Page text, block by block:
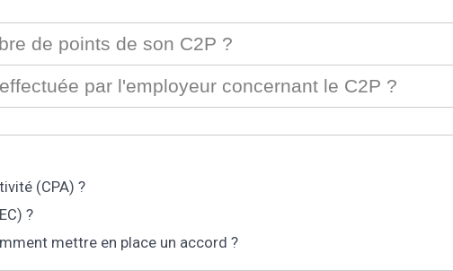
de points de son C2P ?
par l'employeur concernant le C2P ?
(CPA) ?
?
mettre en place un accord ?